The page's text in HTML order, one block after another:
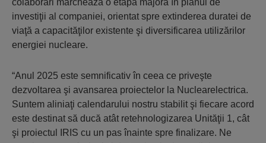
colaborări marchează o etapă majoră în planul de
investiţii al companiei, orientat spre extinderea duratei de
viaţă a capacităţilor existente şi diversificarea utilizărilor
energiei nucleare.
“Anul 2025 este semnificativ în ceea ce priveşte
dezvoltarea şi avansarea proiectelor la Nuclearelectrica.
Suntem aliniaţi calendarului nostru stabilit şi fiecare acord
este destinat să ducă atât retehnologizarea Unităţii 1, cât
şi proiectul IRIS cu un pas înainte spre finalizare. Ne